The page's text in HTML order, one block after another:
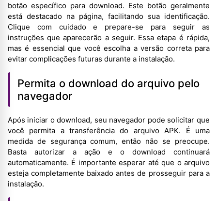
botão específico para download. Este botão geralmente
está destacado na página, facilitando sua identificação.
Clique com cuidado e prepare-se para seguir as
instruções que aparecerão a seguir. Essa etapa é rápida,
mas é essencial que você escolha a versão correta para
evitar complicações futuras durante a instalação.
Permita o download do arquivo pelo
navegador
Após iniciar o download, seu navegador pode solicitar que
você permita a transferência do arquivo APK. É uma
medida de segurança comum, então não se preocupe.
Basta autorizar a ação e o download continuará
automaticamente. É importante esperar até que o arquivo
esteja completamente baixado antes de prosseguir para a
instalação.